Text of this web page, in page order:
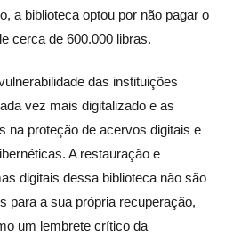
a biblioteca optou por não pagar o
cerca de 600.000 libras.
das instituições
vez mais digitalizado e as
na proteção de acervos digitais e
A restauração e
digitais dessa biblioteca não são
para a sua própria recuperação,
um lembrete crítico da